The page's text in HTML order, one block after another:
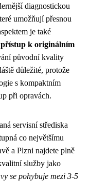
diagnostickou
umožňují přesnou
je také
k originálním
původní kvality
důležité, protože
s kompaktním
při opravách.
servisní střediska
co největšímu
a Plzni najdete plně
služby jako
se pohybuje mezi 3-5